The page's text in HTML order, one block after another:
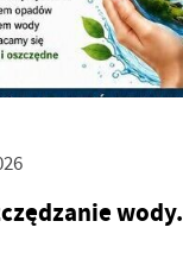
wody.